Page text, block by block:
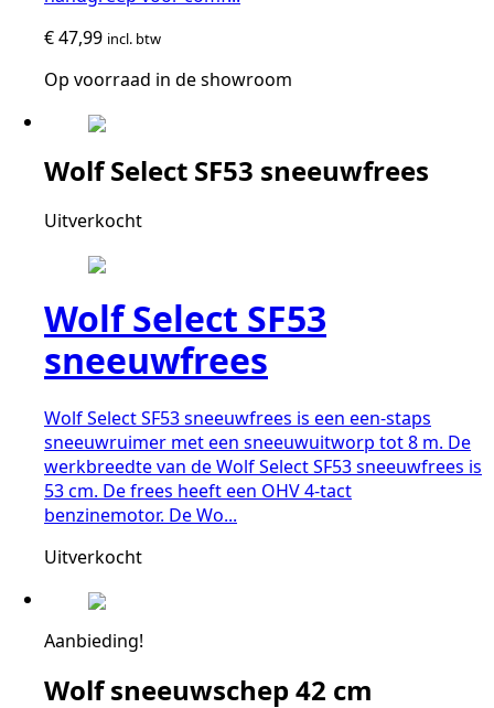
€47,99 incl. btw
Op voorraad in de showroom
Wolf Select SF53 sneeuwfrees
Uitverkocht
Wolf Select SF53
sneeuwfrees
Wolf Select SF53 sneeuwfrees is een een-staps
sneeuwruimer met een sneeuwuitworp tot 8 m. De
werkbreedte van de Wolf Select SF53 sneeuwfrees is
53 cm. De frees heeft een OHV 4-tact
benzinemotor. De Wo...
Uitverkocht
Aanbieding!
Wolf sneeuwschep 42 cm